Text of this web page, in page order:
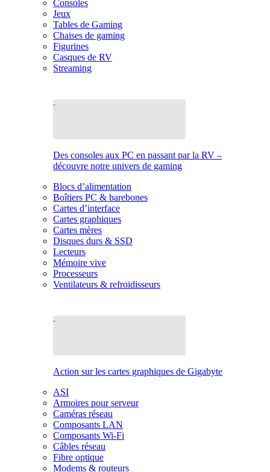
Consoles
Jeux
Tables de Gaming
Chaises de gaming
Figurines
Casques de RV
Streaming
Des consoles aux PC en passant par la RV –
découvre notre univers de gaming
Blocs d’alimentation
Boîtiers PC & barebones
Cartes d’interface
Cartes graphiques
Cartes mères
Disques durs & SSD
Lecteurs
Mémoire vive
Processeurs
Ventilateurs & refroidisseurs
Action sur les cartes graphiques de Gigabyte
ASI
Armoires pour serveur
Caméras réseau
Composants LAN
Composants Wi-Fi
Câbles réseau
Fibre optique
Modems & routeurs